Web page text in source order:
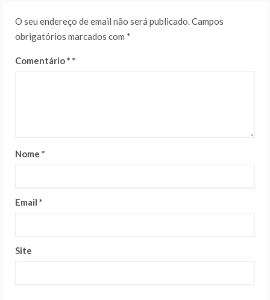
O seu endereço de email não será publicado.Campos
obrigatórios marcados com *
Comentário*
Nome *
Email *
Site